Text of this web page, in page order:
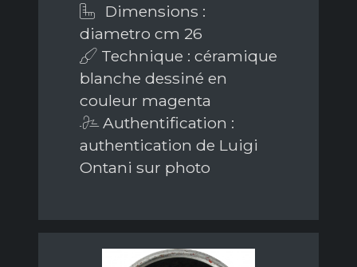
Dimensions :
diametro cm 26
Technique : céramique
blanche dessiné en
couleur magenta
Authentification :
authentication de Luigi
Ontani sur photo